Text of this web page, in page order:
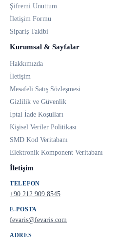
Şifremi Unuttum
İletişim Formu
Sipariş Takibi
Kurumsal & Sayfalar
Hakkımızda
İletişim
Mesafeli Satış Sözleşmesi
Gizlilik ve Güvenlik
İptal İade Koşulları
Kişisel Veriler Politikası
SMD Kod Veritabanı
Elektronik Komponent Veritabanı
İletişim
TELEFON
+90 212 909 8545
E-POSTA
fevaris@fevaris.com
ADRES